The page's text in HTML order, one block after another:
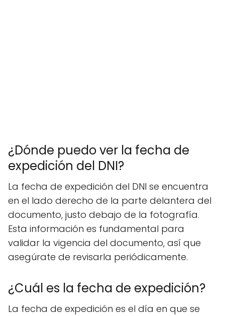
¿Dónde puedo ver la fecha de
expedición del DNI?
La fecha de expedición del DNI se encuentra
en el lado derecho de la parte delantera del
documento, justo debajo de la fotografía.
Esta información es fundamental para
validar la vigencia del documento, así que
asegúrate de revisarla periódicamente.
¿Cuál es la fecha de expedición?
La fecha de expedición es el día en que se